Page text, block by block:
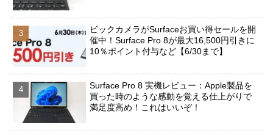
ビックカメラがSurfaceお買い得セールを開
催中！Surface Pro 8が最大16,500円引きに
10％ポイント付与など【6/30まで】
Surface Pro 8 実機レビュー：Apple製品を
買った時のような感動を覚える仕上がりで
満足度高め！これはいいぞ！